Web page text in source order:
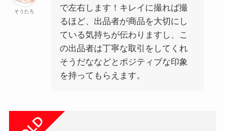
そうたろ
で左右します！キレイに撮れば撮
るほど、出品者が商品を大切にし
ている気持ちが伝わりますし、こ
の出品者は丁寧な取引をしてくれ
そうだななどとポジティブな印象
を持ってもらえます。